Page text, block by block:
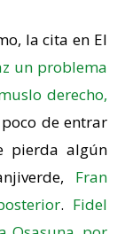
la cita en El
un problema
derecho,
de entrar
pierda algún
Fran
. Fidel